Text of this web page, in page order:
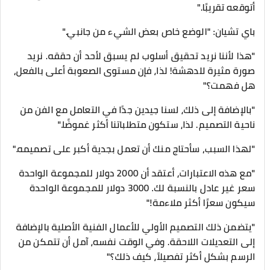
أتوقعه تقريبًا."
باي تشيان: "الوضع خاص بعض الشيء من جانبي."
"هذا لأننا نريد تحقيق أسلوب لم يسبق لأحد أن حققه. نريد
صورة مثيرة للدهشة! لذا، فإن مستوى الصعوبة أعلى بالفعل،
هل فهمت؟"
"بالإضافة إلى ذلك، لسنا جيدين جدًا في التعامل مع الفن من
ناحية التصميم. لذا، ستكون متطلباتنا أكثر غموضًا."
"لهذا السبب، سأحتاج منك أن تعمل بجدية أكبر على تصميمه."
"مع هذه الاعتبارات، أعتقد أن 2000 دولار للمجموعة الواحدة
سعر غير عادل بالنسبة لك. 3000 دولار للمجموعة الواحدة
سيكون سعرًا أكثر ملاءمة!"
"يتضمن ذلك التصميم الأولي للأعمال الفنية الأصلية بالإضافة
إلى التعديلات اللاحقة. وفي الوقت نفسه، آمل أن تتمكن من
الرسم بشكل أكثر تفصيلاً، كيف ذلك؟"